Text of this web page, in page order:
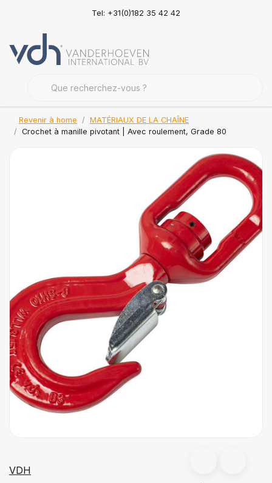
Tel: +31(0)182 35 42 42
Revenir à home
MATÉRIAUX DE LA CHAÎNE
Crochet à manille pivotant | Avec roulement, Grade 80
VDH